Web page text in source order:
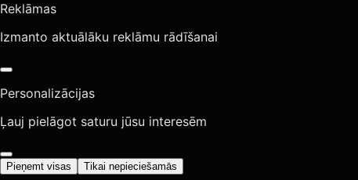
Reklāmas
Izmanto aktuālāku reklāmu rādīšanai
Personalizācijas
Ļauj pielāgot saturu jūsu interesēm
Pieņemt visas Tikai nepieciešamās